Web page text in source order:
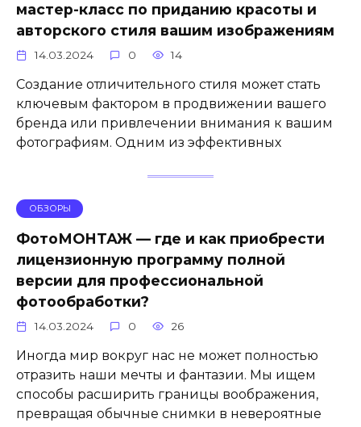
мастер-класс по приданию красоты и
авторского стиля вашим изображениям
14.03.2024 0 14
Создание отличительного стиля может стать
ключевым фактором в продвижении вашего
бренда или привлечении внимания к вашим
фотографиям. Одним из эффективных
ОБЗОРЫ
ФотоМОНТАЖ — где и как приобрести
лицензионную программу полной
версии для профессиональной
фотообработки?
14.03.2024 0 26
Иногда мир вокруг нас не может полностью
отразить наши мечты и фантазии. Мы ищем
способы расширить границы воображения,
превращая обычные снимки в невероятные